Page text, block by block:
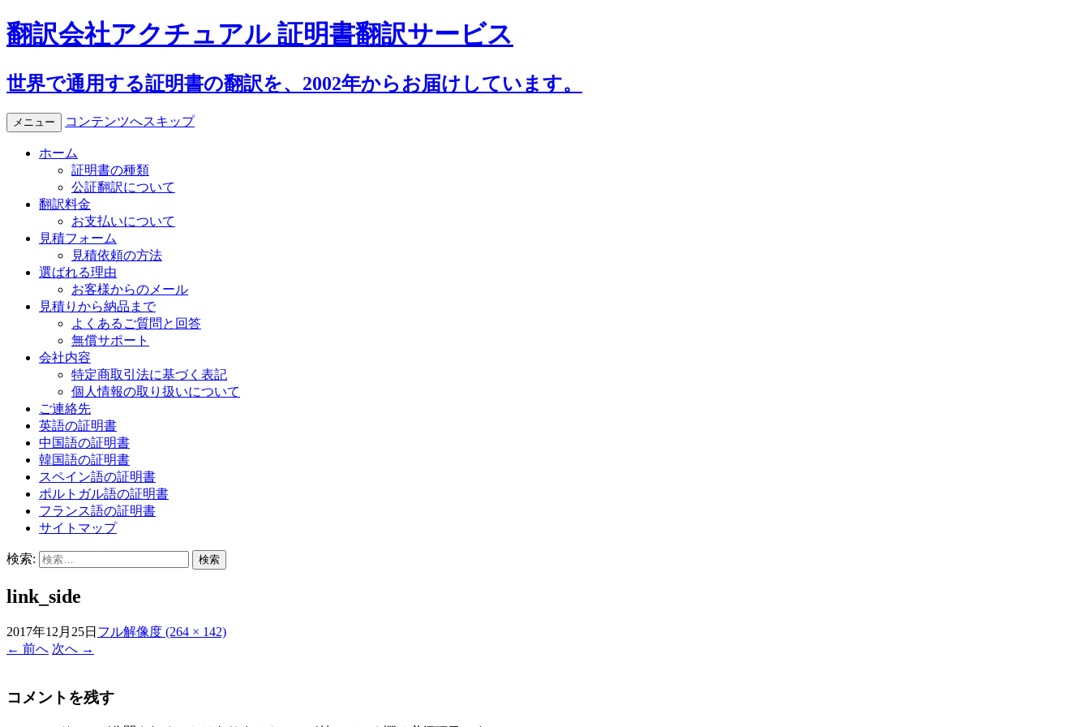
翻訳会社アクチュアル 証明書翻訳サービス
世界で通用する証明書の翻訳を、2002年からお届けしています。
メニュー コンテンツへスキップ
ホーム
証明書の種類
公証翻訳について
翻訳料金
お支払いについて
見積フォーム
見積依頼の方法
選ばれる理由
お客様からのメール
見積りから納品まで
よくあるご質問と回答
無償サポート
会社内容
特定商取引法に基づく表記
個人情報の取り扱いについて
ご連絡先
英語の証明書
中国語の証明書
韓国語の証明書
スペイン語の証明書
ポルトガル語の証明書
フランス語の証明書
サイトマップ
検索:
link_side
2017年12月25日 フル解像度 (264 × 142)
← 前へ 次へ →
コメントを残す